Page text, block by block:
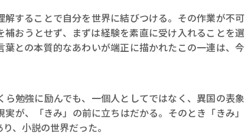
することで自分を世界に結びつける。その作業が不可
おうとせず、まずは経験を素直に受け入れることを選
との本質的なあわいが端正に描かれたこの一連は、今
勉強に励んでも、一個人としてではなく、異国の表象
が、「きみ」の前に立ちはだかる。そのとき「きみ」
、小説の世界だった。